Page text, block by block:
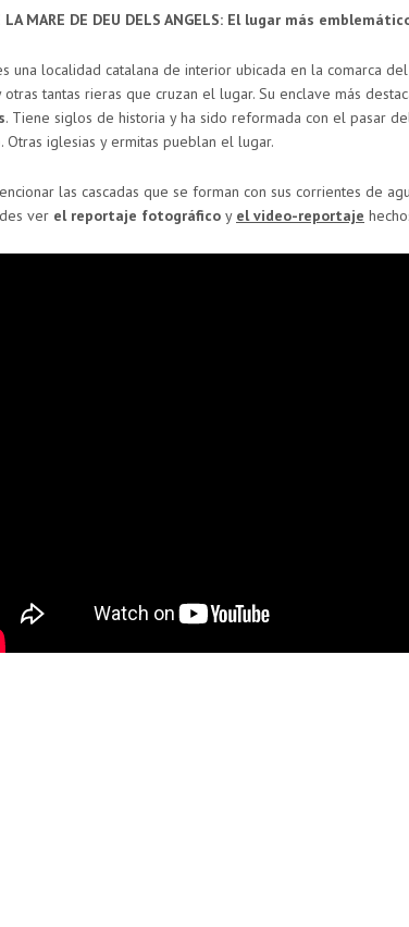
LA MARE DE DEU DELS ANGELS: El lugar más
una localidad catalana de interior ubicada en la comarca
tantas rieras que cruzan el lugar. Su enclave más
. Tiene siglos de historia y ha sido reformada con el pasar
Otras iglesias y ermitas pueblan el lugar.
las cascadas que se forman con sus corrientes de
ver el reportaje fotográfico y el video-reportaje